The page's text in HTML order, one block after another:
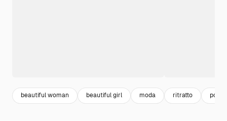
beautiful woman beautiful girl moda ritratto